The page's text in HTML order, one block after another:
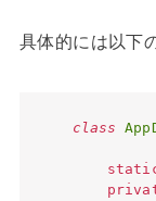
具体的には以下
class